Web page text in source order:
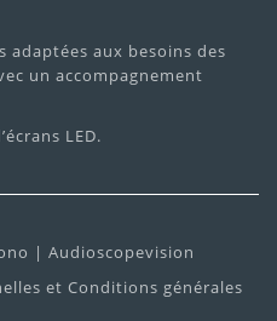
adaptées aux besoins des
un accompagnement
LED.
| Audioscopevision
et Conditions générales